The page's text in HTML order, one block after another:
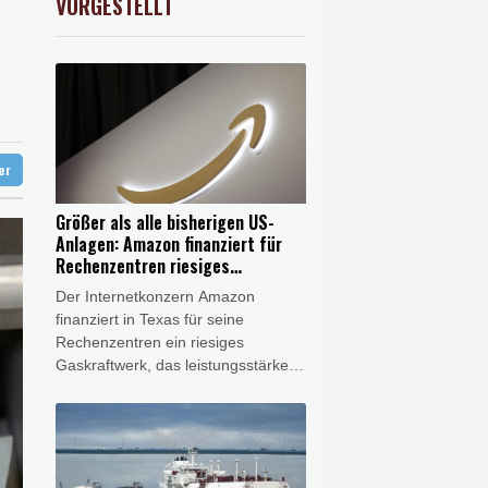
0.51%
Größer als alle bisherigen US-
Anlagen: Amazon finanziert für
Rechenzentren riesiges
Gaskraftwerk
Der Internetkonzern Amazon
finanziert in Texas für seine
Rechenzentren ein riesiges
Gaskraftwerk, das leistungsstärker
USA werden soll. Das Unternehmen
bestätigte am Freitag
entsprechende Berichte. Es ist das
jüngste Beispiel dafür, wie die